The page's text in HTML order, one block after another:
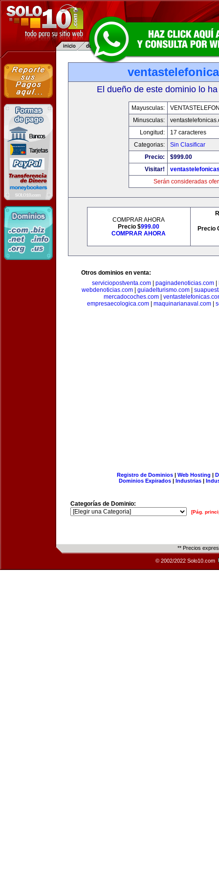
El dueño de este dominio lo
Mayusculas:
Minusculas:
Longitud:
17 caracteres
Categorias:
Sin Clasificar
Precio:
$999.00
Visitar!
Serán consideradas
COMPRAR AHORA
Precio $999.00
COMPRAR AHORA
Precio
Otros dominios en venta:
serviciopostventa.com
paginadenoticias.com
webdenoticias.com
guiadelturismo.com
mercadocoches.com|
empresaecologica.com| maquinarianaval.com|
Registro de Dominios| Web Hosting |
Dominios Expirados | Industrias |
Categorías de Dominio:
[Pág.
** Precios
© 2002/2022 Solo10.com